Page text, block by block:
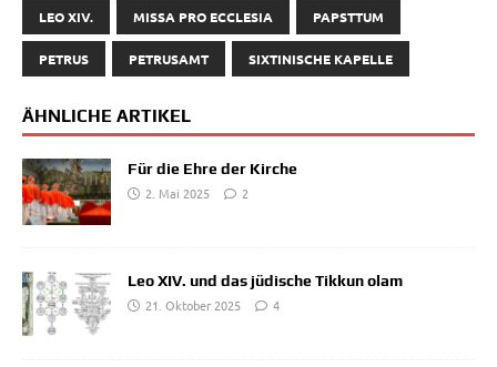
LEO XIV. MISSA PRO ECCLESIA PAPSTTUM
PETRUS PETRUSAMT SIXTINISCHE KAPELLE
ÄHNLICHE ARTIKEL
Für die Ehre der Kirche
2. Mai 2025
2
Leo XIV. und das jüdische Tikkun olam
21. Oktober 2025
4